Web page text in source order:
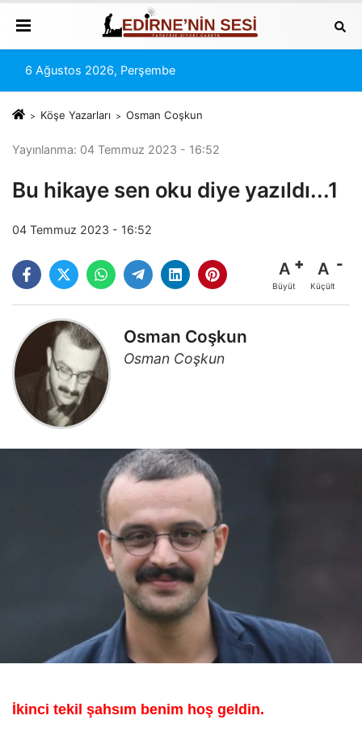
6 Ağustos 2026, Perşembe
Köşe Yazarları Osman Coşkun
Yayınlanma: 04 Temmuz 2023 - 16:52
Bu hikaye sen oku diye yazıldı...1
04 Temmuz 2023 - 16:52
A
Büyüt
A
Küçült
Osman Coşkun
Osman Coşkun
İkinci tekil şahsım benim hoş geldin.